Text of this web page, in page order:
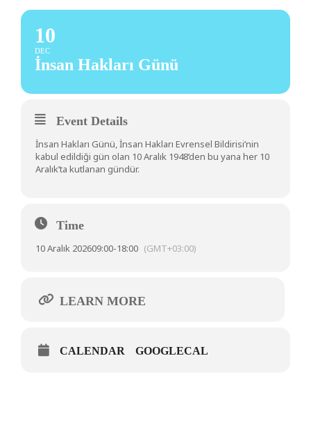
10
DEC
İnsan Hakları Günü
Event Details
İnsan Hakları Günü, İnsan Hakları Evrensel Bildirisi’nin
kabul edildiği gün olan 10 Aralık 1948’den bu yana her 10
Aralık’ta kutlanan gündür.
Time
10 Aralık 202609:00-18:00 (GMT+03:00)
LEARN MORE
CALENDAR GOOGLECAL